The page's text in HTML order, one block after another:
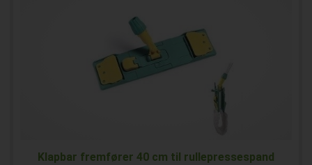
Klapbar fremfører 40 cm til rullepressespand